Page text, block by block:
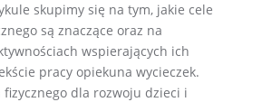
skupimy się na tym, jakie cele
są znaczące oraz na
wspierających ich
pracy opiekuna wycieczek.
fizycznego dla rozwoju dzieci i